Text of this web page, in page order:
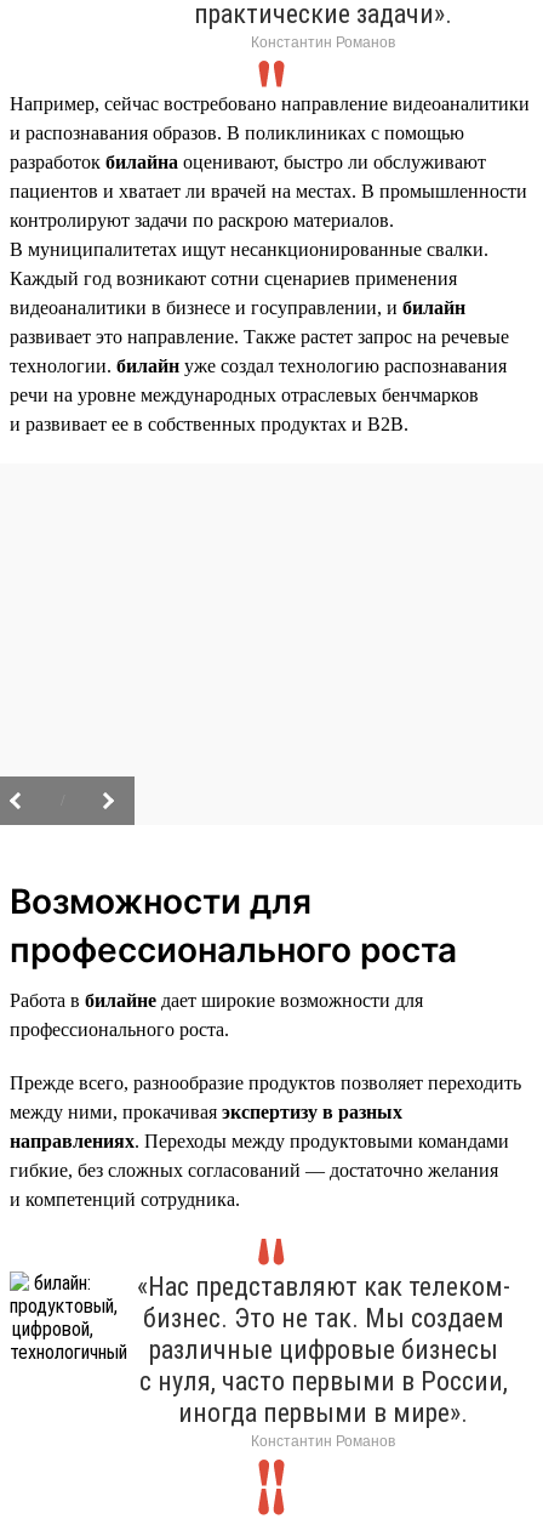
практические задачи».
Константин Романов
Например, сейчас востребовано направление видеоаналитики
и распознавания образов. В поликлиниках с помощью
разработок билайна оценивают, быстро ли обслуживают
пациентов и хватает ли врачей на местах. В промышленности
контролируют задачи по раскрою материалов.
В муниципалитетах ищут несанкционированные свалки.
Каждый год возникают сотни сценариев применения
видеоаналитики в бизнесе и госуправлении, и билайн
развивает это направление. Также растет запрос на речевые
технологии. билайн уже создал технологию распознавания
речи на уровне международных отраслевых бенчмарков
и развивает ее в собственных продуктах и B2B.
Возможности для
профессионального роста
Работа в билайне дает широкие возможности для
профессионального роста.
Прежде всего, разнообразие продуктов позволяет переходить
между ними, прокачивая экспертизу в разных
направлениях. Переходы между продуктовыми командами
гибкие, без сложных согласований — достаточно желания
и компетенций сотрудника.
«Нас представляют как телеком-
бизнес. Это не так. Мы создаем
различные цифровые бизнесы
с нуля, часто первыми в России,
иногда первыми в мире».
Константин Романов